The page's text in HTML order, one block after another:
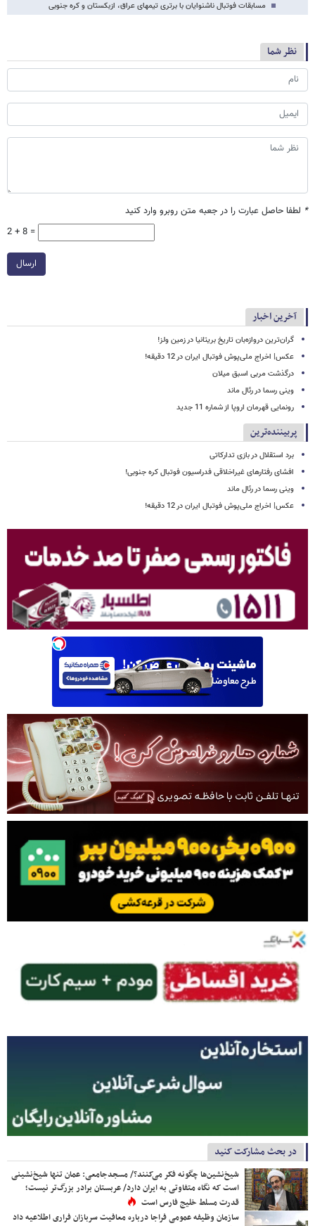
مسابقات فوتبال ناشنوایان با برتری تیمهای عراق، ازبکستان و کره جنوبی
نظر شما
* لطفا حاصل عبارت را در جعبه متن روبرو وارد کنید
2 + 8 =
ارسال
آخرین اخبار
گران‌ترین دروازه‌بان تاریخ بریتانیا در زمین ولز!
عکس| اخراج ملی‌پوش فوتبال ایران در 12 دقیقه!
درگذشت مربی اسبق میلان
وینی رسما در رئال ماند
رونمایی قهرمان اروپا از شماره 11 جدید
پربیننده‌ترین
برد استقلال در بازی تدارکاتی
افشای رفتارهای غیراخلاقی فدراسیون فوتبال کره جنوبی!
وینی رسما در رئال ماند
عکس| اخراج ملی‌پوش فوتبال ایران در 12 دقیقه!
در بحث مشارکت کنید
شیخ‌نشین‌ها چگونه فکر می‌کنند؟/ مسجدجامعی: عمان تنها شیخ‌نشینی
است که نگاه متفاوتی به ایران دارد/ عربستان برادر بزرگ‌تر نیست؛
قدرت مسلط خلیج فارس است
سازمان وظیفه عمومی فراجا درباره معافیت سربازان فراری اطلاعیه داد